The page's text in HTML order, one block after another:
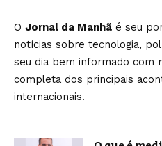
O Jornal da Manhã é seu
notícias sobre tecnologia,
seu dia bem informado com
completa dos principais
internacionais.